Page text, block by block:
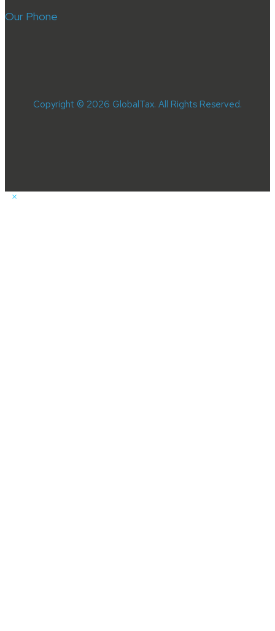
Our Phone
Copyright © 2026 GlobalTax. All Rights Reserved.
×